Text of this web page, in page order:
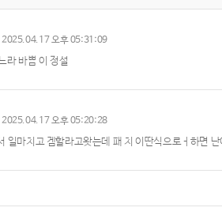
2025.04.17 오후 05:31:09
라 바쁨 이 정설
2025.04.17 오후 05:20:28
일마치고 겜할라고왓는데 패 치 이딴식으로ㅓ하면